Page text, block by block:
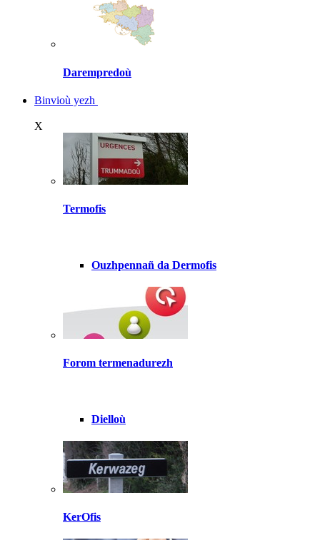
Darempredoù
Binvioù yezh
X
Termofis
Ouzhpennañ da Dermofis
Forom termenadurezh
Dielloù
KerOfis